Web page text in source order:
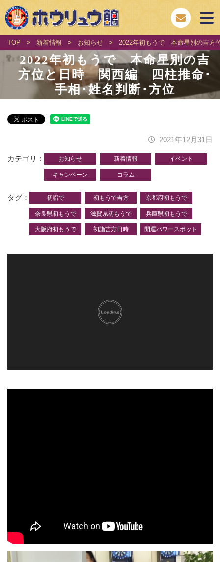
TOP > 新着情報 > お知らせ > 2022年初もうで 本命星別の吉
2022年初もうで 本命星別の吉
方位と日時 関西編 四柱推命･
手相･姓名判断･方位
2021年12月31日
カテゴリ お知らせ 新着情報 イベント
キャンペーン コラム
タグ 初詣で 初もうで吉方 京都府初もうで
奈良県初もうで 滋賀県初もうで 兵庫県初もうで
大阪府初もうで 初詣吉方日時 開運パワースポット